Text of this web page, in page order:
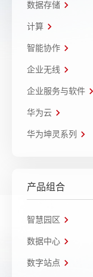
数据存储
计算
智能协作
企业无线
企业服务与软件
华为云
华为坤灵系列
产品组合
智慧园区
数据中心
数字站点